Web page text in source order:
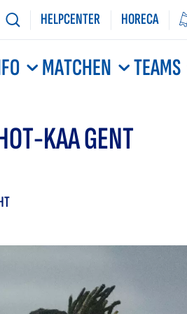
HELPCENTER HORECA
MATCHEN TEAMS
KAA GENT